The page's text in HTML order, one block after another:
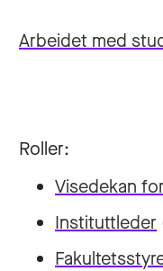
Arbeidet med
Roller:
Visedekan
Instituttleder